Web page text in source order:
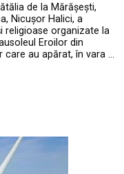
de la Mărășești,
Nicușor Halici, a
religioase organizate la
Eroilor din
care au apărat, în vara …